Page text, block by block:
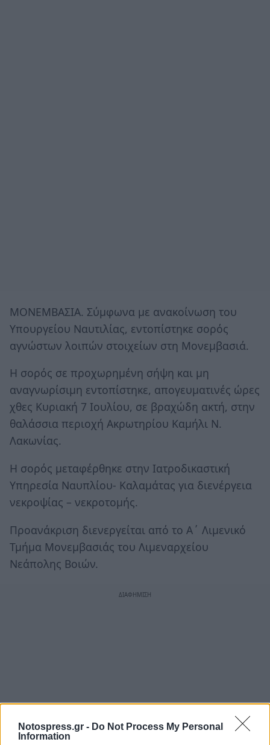
Notospress.gr - Do Not Process My Personal
Information
ΜΟΝΕΜΒΑΣΙΑ. Σύμφωνα με ανακοίνωση του
Υπουργείου Ναυτιλίας, εντοπίστηκε σορός
αγνώστων λοιπών στοιχείων στη Μονεμβασιά.
Η σορός σε προχωρημένη σήψη και μη
αναγνωρίσιμη εντοπίστηκε, απογευματινές ώρες
χθες Κυριακή 7 Ιουλίου, σε βραχώδη ακτή, στην
θαλάσσια περιοχή Ακρωτηρίου Καμήλι Ν.
Λακωνίας.
Η σορός μεταφέρθηκε στην Ιατροδικαστική
Υπηρεσία Ναυπλίου- Καλαμάτας για διενέργεια
νεκροψίας – νεκροτομής.
Προανάκριση διενεργείται από το Α΄ Λιμενικό
Τμήμα Μονεμβασιάς του Λιμεναρχείου
Νεάπολης Βοιών.